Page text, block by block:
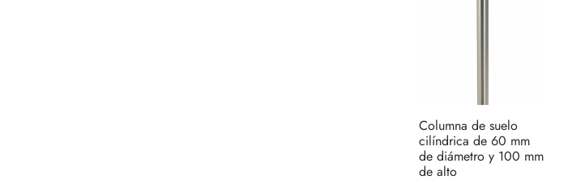
Columna de suelo
cilíndrica de 60 mm
de diámetro y 100 mm
de alto